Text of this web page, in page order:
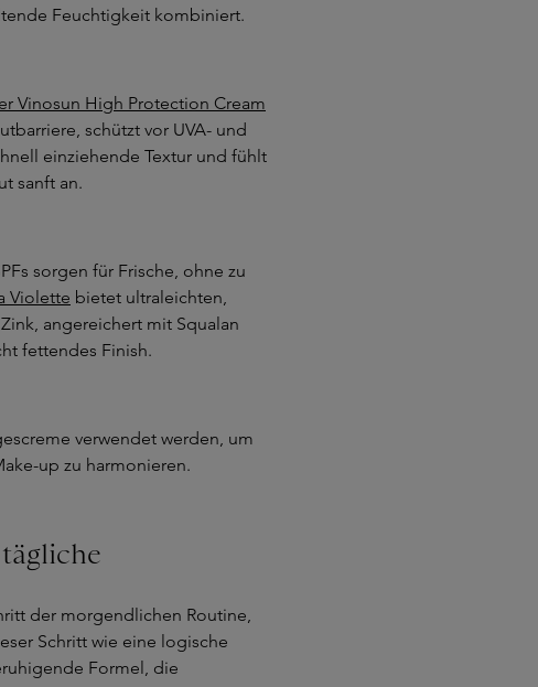
Feuchtigkeit kombiniert.
Vinosun High Protection Cream
schützt vor UVA- und
einziehende Textur und fühlt
sanft an.
sorgen für Frische, ohne zu
Violette bietet ultraleichten,
angereichert mit Squalan
fettendes Finish.
verwendet werden, um
up zu harmonieren.
der morgendlichen Routine,
Schritt wie eine logische
Formel, die